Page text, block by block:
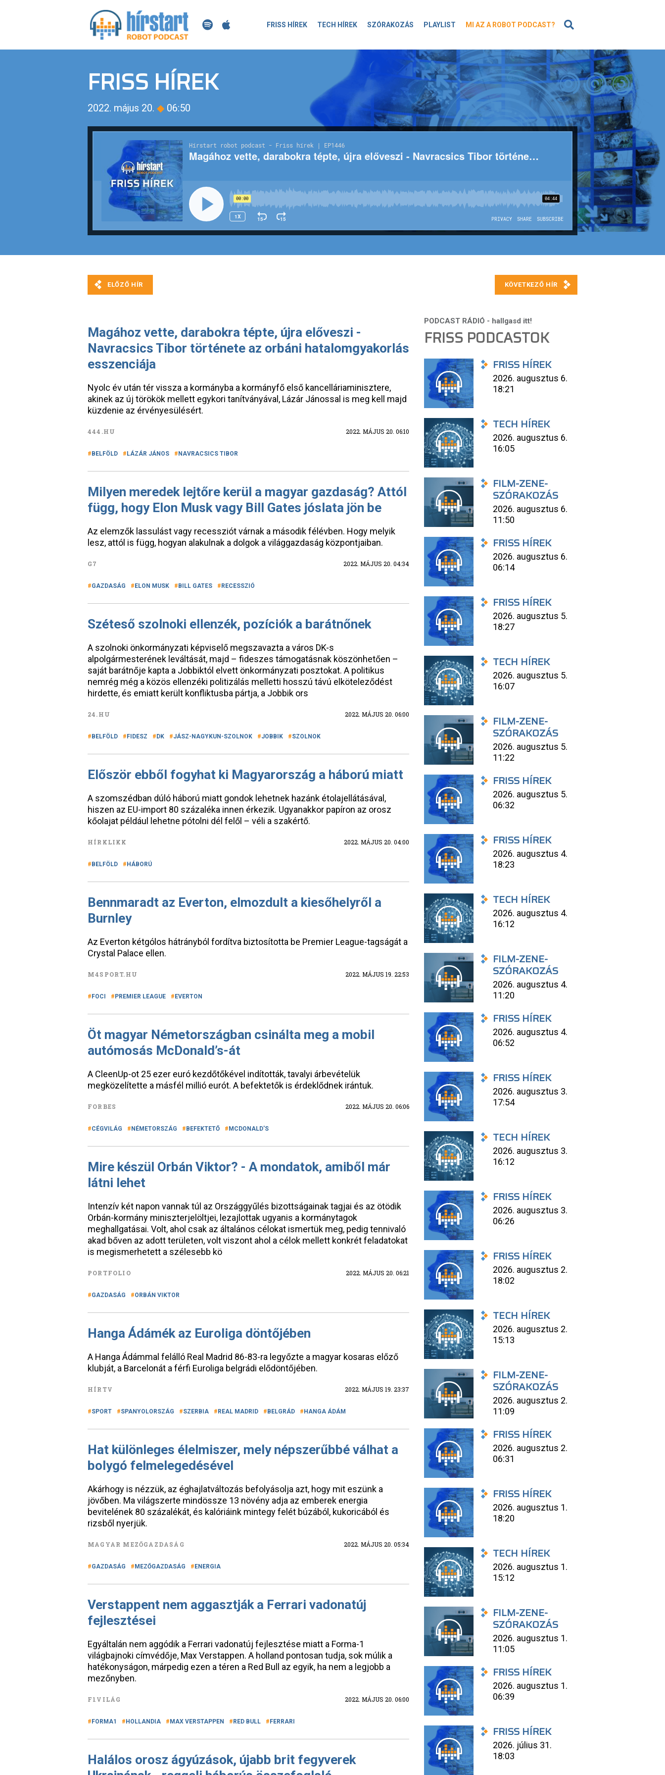
FRISS HÍREK TECH HÍREK SZÓRAKOZÁS PLAYLIST MI AZ A ROBOT PODCAST?
FRISS HÍREK
2022. május 20. ◆ 06:50
Magához vette, darabokra tépte, újra előveszi -
Navracsics Tibor története az orbáni hatalomgyakorlás
esszenciája
Nyolc év után tér vissza a kormányba a kormányfő első kancelláriaminisztere,
akinek az új törökök mellett egykori tanítványával, Lázár Jánossal is meg kell majd
küzdenie az érvényesülésért.
444.HU 2022. MÁJUS 20. 06:10
BELFÖLD LÁZÁR JÁNOS NAVRACSICS TIBOR
Milyen meredek lejtőre kerül a magyar gazdaság? Attól
függ, hogy Elon Musk vagy Bill Gates jóslata jön be
Az elemzők lassulást vagy recessziót várnak a második félévben. Hogy melyik
lesz, attól is függ, hogyan alakulnak a dolgok a világgazdaság központjaiban.
G7 2022. MÁJUS 20. 04:34
GAZDASÁG ELON MUSK BILL GATES RECESSZIÓ
Széteső szolnoki ellenzék, pozíciók a barátnőnek
A szolnoki önkormányzati képviselő megszavazta a város DK-s
alpolgármesterének leváltását, majd – fideszes támogatásnak köszönhetően –
saját barátnője kapta a Jobbiktól elvett önkormányzati posztokat. A politikus
nemrég még a közös ellenzéki politizálás melletti hosszú távú elköteleződést
hirdette, és emiatt került konfliktusba pártja, a Jobbik ors
24.HU 2022. MÁJUS 20. 06:00
BELFÖLD FIDESZ DK JÁSZ-NAGYKUN-SZOLNOK JOBBIK SZOLNOK
Először ebből fogyhat ki Magyarország a háború miatt
A szomszédban dúló háború miatt gondok lehetnek hazánk étolajellátásával,
hiszen az EU-import 80 százaléka innen érkezik. Ugyanakkor papíron az orosz
kőolajat például lehetne pótolni dél felől – véli a szakértő.
HÍRKLIKK 2022. MÁJUS 20. 04:00
BELFÖLD HÁBORÚ
Bennmaradt az Everton, elmozdult a kiesőhelyről a
Burnley
Az Everton kétgólos hátrányból fordítva biztosította be Premier League-tagságát a
Crystal Palace ellen.
M4SPORT.HU 2022. MÁJUS 19. 22:53
FOCI PREMIER LEAGUE EVERTON
Öt magyar Németországban csinálta meg a mobil
autómosás McDonald’s-át
A CleenUp-ot 25 ezer euró kezdőtőkével indították, tavalyi árbevételük
megközelítette a másfél millió eurót. A befektetők is érdeklődnek irántuk.
FORBES 2022. MÁJUS 20. 06:06
CÉGVILÁG NÉMETORSZÁG BEFEKTETŐ MCDONALD'S
Mire készül Orbán Viktor? - A mondatok, amiből már
látni lehet
Intenzív két napon vannak túl az Országgyűlés bizottságainak tagjai és az ötödik
Orbán-kormány miniszterjelöltjei, lezajlottak ugyanis a kormánytagok
meghallgatásai. Volt, ahol csak az általános célokat ismertük meg, pedig tennivaló
akad bőven az adott területen, volt viszont ahol a célok mellett konkrét feladatokat
is megismerhetett a szélesebb kö
PORTFOLIO 2022. MÁJUS 20. 06:21
GAZDASÁG ORBÁN VIKTOR
Hanga Ádámék az Euroliga döntőjében
A Hanga Ádámmal felálló Real Madrid 86-83-ra legyőzte a magyar kosaras előző
klubját, a Barcelonát a férfi Euroliga belgrádi elődöntőjében.
HÍRTV 2022. MÁJUS 19. 23:37
SPORT SPANYOLORSZÁG SZERBIA REAL MADRID BELGRÁD HANGA ÁDÁM
Hat különleges élelmiszer, mely népszerűbbé válhat a
bolygó felmelegedésével
Akárhogy is nézzük, az éghajlatváltozás befolyásolja azt, hogy mit eszünk a
jövőben. Ma világszerte mindössze 13 növény adja az emberek energia
bevitelének 80 százalékát, és kalóriáink mintegy felét búzából, kukoricából és
rizsből nyerjük.
MAGYAR MEZŐGAZDASÁG 2022. MÁJUS 20. 05:34
GAZDASÁG MEZŐGAZDASÁG ENERGIA
Verstappent nem aggasztják a Ferrari vadonatúj
fejlesztései
Egyáltalán nem aggódik a Ferrari vadonatúj fejlesztése miatt a Forma-1
világbajnoki címvédője, Max Verstappen. A holland pontosan tudja, sok múlik a
hatékonyságon, márpedig ezen a téren a Red Bull az egyik, ha nem a legjobb a
mezőnyben.
F1VILÁG 2022. MÁJUS 20. 06:00
FORMA1 HOLLANDIA MAX VERSTAPPEN RED BULL FERRARI
Halálos orosz ágyúzások, újabb brit fegyverek
FRISS PODCASTOK
FRISS HÍREK
2026. augusztus 6.
18:21
TECH HÍREK
2026. augusztus 6.
16:05
FILM-ZENE-
SZÓRAKOZÁS
2026. augusztus 6.
11:50
FRISS HÍREK
2026. augusztus 6.
06:14
FRISS HÍREK
2026. augusztus 5.
18:27
TECH HÍREK
2026. augusztus 5.
16:07
FILM-ZENE-
SZÓRAKOZÁS
2026. augusztus 5.
11:22
FRISS HÍREK
2026. augusztus 5.
06:32
FRISS HÍREK
2026. augusztus 4.
18:23
TECH HÍREK
2026. augusztus 4.
16:12
FILM-ZENE-
SZÓRAKOZÁS
2026. augusztus 4.
11:20
FRISS HÍREK
2026. augusztus 4.
06:52
FRISS HÍREK
2026. augusztus 3.
17:54
TECH HÍREK
2026. augusztus 3.
16:12
FRISS HÍREK
2026. augusztus 3.
06:26
FRISS HÍREK
2026. augusztus 2.
18:02
TECH HÍREK
2026. augusztus 2.
15:13
FILM-ZENE-
SZÓRAKOZÁS
2026. augusztus 2.
11:09
FRISS HÍREK
2026. augusztus 2.
06:31
FRISS HÍREK
2026. augusztus 1.
18:20
TECH HÍREK
2026. augusztus 1.
15:12
FILM-ZENE-
SZÓRAKOZÁS
2026. augusztus 1.
11:05
FRISS HÍREK
2026. augusztus 1.
06:39
FRISS HÍREK
2026. július 31.
18:03